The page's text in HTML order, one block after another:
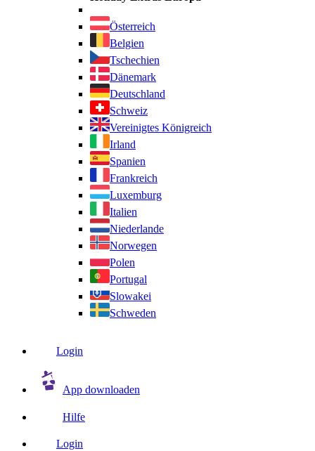
Österreich
Belgien
Tschechien
Dänemark
Deutschland
Schweiz
Vereinigtes Königreich
Irland
Spanien
Frankreich
Luxemburg
Italien
Niederlande
Norwegen
Polen
Portugal
Slowakei
Schweden
Login
App downloaden
Hilfe
Login